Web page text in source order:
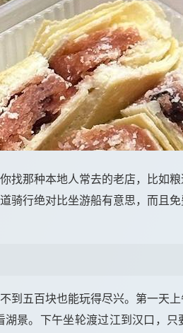
找那种本地人常去的老店，比如
骑行绝对比坐游船有意思，而且
到五百块也能玩得尽兴。第一天
景。下午坐轮渡过江到汉口，